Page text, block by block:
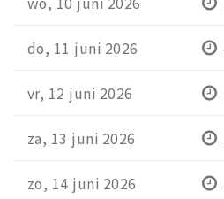
do, 11 juni 2026
vr, 12 juni 2026
za, 13 juni 2026
zo, 14 juni 2026